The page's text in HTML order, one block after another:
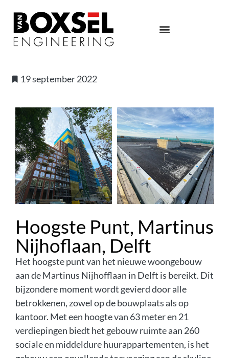
19 september 2022
Hoogste Punt, Martinus
Nijhoflaan, Delft
Het hoogste punt van het nieuwe woongebouw
aan de Martinus Nijhofflaan in Delft is bereikt. Dit
bijzondere moment wordt gevierd door alle
betrokkenen, zowel op de bouwplaats als op
kantoor. Met een hoogte van 63 meter en 21
verdiepingen biedt het gebouw ruimte aan 260
sociale en middeldure huurappartementen, is het